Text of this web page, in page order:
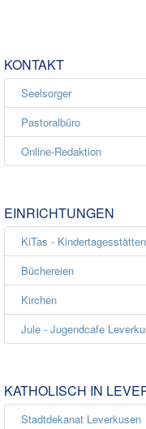
KONTAKT
Seelsorger
Pastoralbüro
Online-Redaktion
EINRICHTUNGEN
KiTas - Kindertagesstätten
Büchereien
Kirchen
Jule - Jugendcafe
KATHOLISCH IN
Stadtdekanat Leverkusen